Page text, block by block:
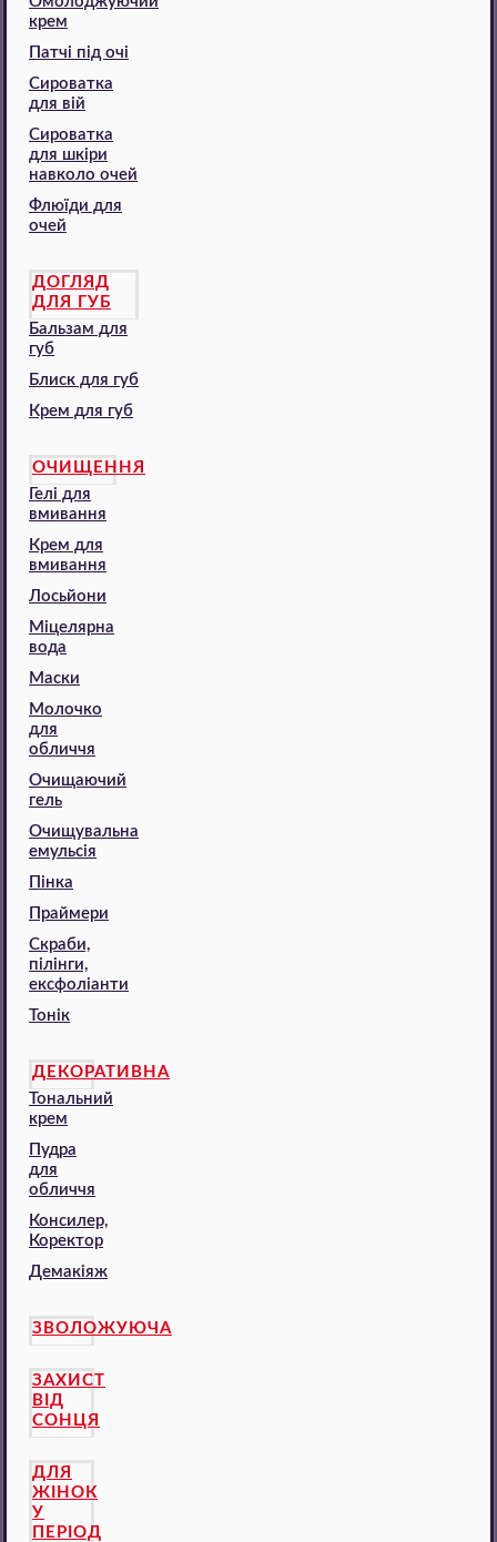
крем
Патчі під очі
Сироватка
для вій
Сироватка
для шкіри
навколо очей
Флюїди для
очей
ДОГЛЯД
ДЛЯ ГУБ
Бальзам для
губ
Блиск для губ
Крем для губ
ОЧИЩЕННЯ
Гелі для
вмивання
Крем для
вмивання
Лосьйони
Міцелярна
вода
Маски
Молочко
для
обличчя
Очищаючий
гель
Очищувальна
емульсія
Пінка
Праймери
Скраби,
пілінги,
ексфоліанти
Тонік
ДЕКОРАТИВНА
Тональний
крем
Пудра
для
обличчя
Консилер,
Коректор
Демакіяж
ЗВОЛОЖУЮЧА
ЗАХИСТ
ВІД
СОНЦЯ
ДЛЯ
ЖІНОК
У
ПЕРІОД